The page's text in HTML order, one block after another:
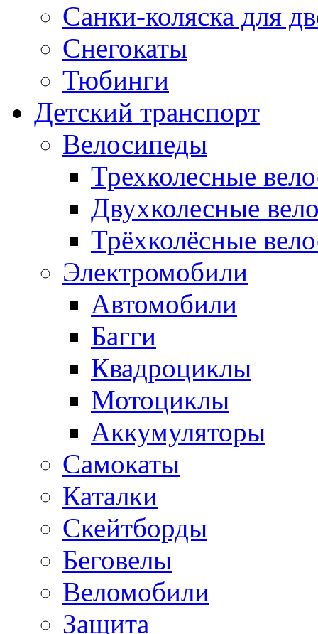
Санки-коляска для
Снегокаты
Тюбинги
Детский транспорт
Велосипеды
Трехколесные
Двухколесные
Трёхколёсные
Электромобили
Автомобили
Багги
Квадроциклы
Мотоциклы
Аккумуляторы
Самокаты
Каталки
Скейтборды
Беговелы
Веломобили
Защита